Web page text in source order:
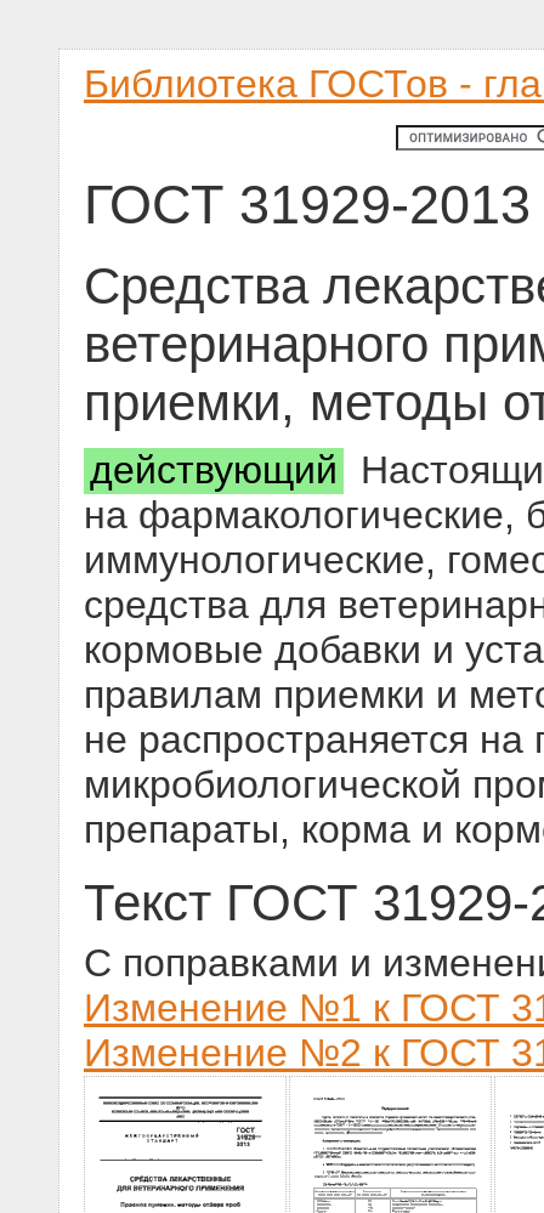
Библиотека ГОСТов -
ГОСТ 31929-2013
Средства
ветеринарного
приемки, методы
действующий
на фармакологические,
иммунологические,
средства для
кормовые добавки и
правилам приемки и
не распространяется на
микробиологической
препараты, корма и
Текст ГОСТ 31929-
С поправками и
Изменение №1 к ГОСТ
Изменение №2 к ГОСТ